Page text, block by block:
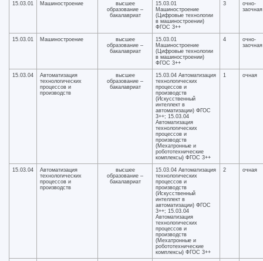
15.03.01 Машиностроение
высшее
образование –
бакалавриат
15.03.01
Машиностроение
(Цифровые технологии
в машиностроении)
ФГОС 3++
3
очно-
заочная
15.03.01 Машиностроение
высшее
образование –
бакалавриат
15.03.01
Машиностроение
(Цифровые технологии
в машиностроении)
ФГОС 3++
4
очно-
заочная
15.03.04
Автоматизация
технологических
процессов и
производств
высшее
образование –
бакалавриат
15.03.04 Автоматизация
технологических
процессов и
производств
(Искусственный
интеллект в
автоматизации) ФГОС
3++; 15.03.04
Автоматизация
технологических
процессов и
производств
(Мехатронные и
робототехнические
комплексы) ФГОС 3++
1 очная
15.03.04
Автоматизация
технологических
процессов и
производств
высшее
образование –
бакалавриат
15.03.04 Автоматизация
технологических
процессов и
производств
(Искусственный
интеллект в
автоматизации) ФГОС
3++; 15.03.04
Автоматизация
технологических
процессов и
производств
(Мехатронные и
робототехнические
комплексы) ФГОС 3++
2 очная